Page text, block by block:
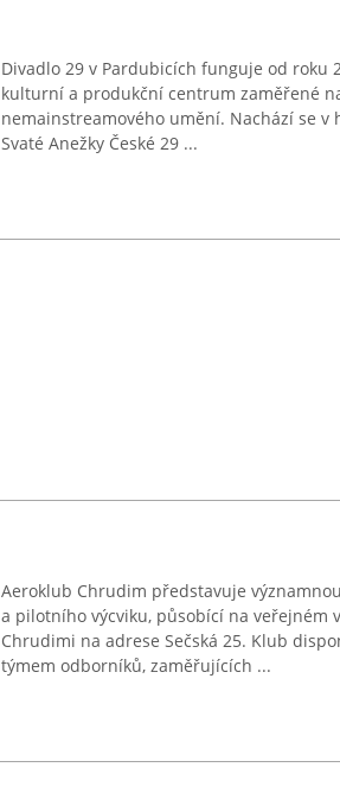
Divadlo 29 v Pardubicích funguje od roku
kulturní a produkční centrum zaměřené
nemainstreamového umění. Nachází se
Svaté Anežky České 29 ...
Aeroklub Chrudim představuje
a pilotního výcviku, působící na veřejném
Chrudimi na adrese Sečská 25. Klub
týmem odborníků, zaměřujících ...